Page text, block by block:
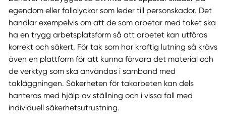
egendom eller fallolyckor som leder till personskador. Det
handlar exempelvis om att de som arbetar med taket ska
ha en trygg arbetsplatsform så att arbetet kan utföras
korrekt och säkert. För tak som har kraftig lutning så krävs
även en plattform för att kunna förvara det material och
de verktyg som ska användas i samband med
takläggningen. Säkerheten för takarbeten kan dels
hanteras med hjälp av ställning och i vissa fall med
individuell säkerhetsutrustning.